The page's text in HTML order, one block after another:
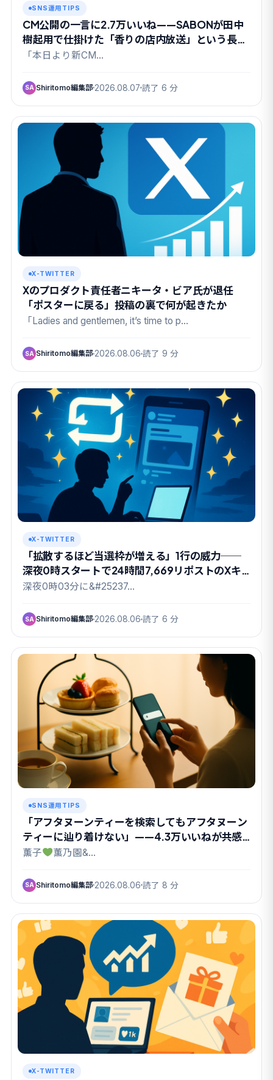
SNS運用TIPS
CM公開の一言に2.7万いいね——SABONが田中
樹起用で仕掛けた「香りの店内放送」という長期
戦
「本日より新CM…
SA Shiritomo編集部 2026.08.07 読了 6 分
X-TWITTER
Xのプロダクト責任者ニキータ・ビア氏が退任
「ポスターに戻る」投稿の裏で何が起きたか
「Ladies and gentlemen, it’s time to p…
SA Shiritomo編集部 2026.08.06 読了 9 分
X-TWITTER
「拡散するほど当選枠が増える」1行の威力──
深夜0時スタートで24時間7,669リポストのXキ
ャンペーン
深夜0時03分に&#25237…
SA Shiritomo編集部 2026.08.06 読了 6 分
SNS運用TIPS
「アフタヌーンティーを検索してもアフタヌーン
ティーに辿り着けない」——4.3万いいねが共感
したX検索のクセ
薫子 薫乃園&…
SA Shiritomo編集部 2026.08.06 読了 8 分
X-TWITTER